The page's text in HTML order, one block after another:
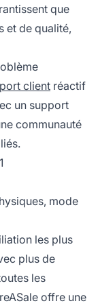
que
et de qualité,
client réactif
un support
communauté
mode
les plus
plus de
les
offre une